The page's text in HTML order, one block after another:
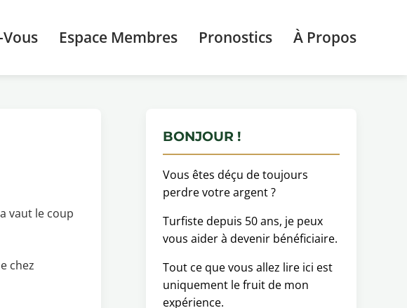
Espace Membres Pronostics À Propos
vaut le coup
chez
BONJOUR !
Vous êtes déçu de toujours
perdre votre argent ?
Turfiste depuis 50 ans, je peux
vous aider à devenir bénéficiaire.
Tout ce que vous allez lire ici est
uniquement le fruit de mon
expérience.